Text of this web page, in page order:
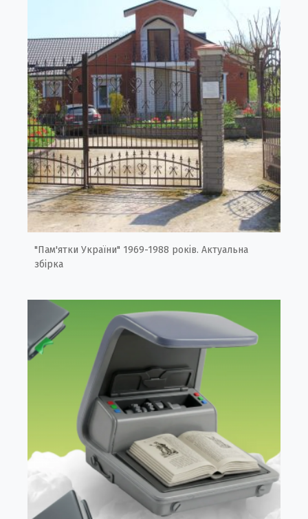
"Пам'ятки України" 1969-1988 років. Актуальна
збірка